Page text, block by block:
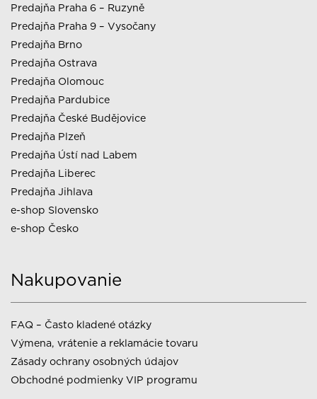
Predajňa Praha 6 – Ruzyně
Predajňa Praha 9 – Vysočany
Predajňa Brno
Predajňa Ostrava
Predajňa Olomouc
Predajňa Pardubice
Predajňa České Budějovice
Predajňa Plzeň
Predajňa Ústí nad Labem
Predajňa Liberec
Predajňa Jihlava
e-shop Slovensko
e-shop Česko
Nakupovanie
FAQ – Často kladené otázky
Výmena, vrátenie a reklamácie tovaru
Zásady ochrany osobných údajov
Obchodné podmienky VIP programu